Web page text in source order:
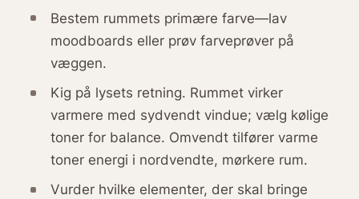
Bestem rummets primære farve—lav
moodboards eller prøv farveprøver på
væggen.
Kig på lysets retning. Rummet virker
varmere med sydvendt vindue; vælg kølige
toner for balance. Omvendt tilfører varme
toner energi i nordvendte, mørkere rum.
Vurder hvilke elementer, der skal bringe